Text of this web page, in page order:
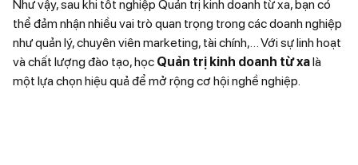
Như vậy, sau khi tốt nghiệp Quản trị kinh doanh từ xa, bạn có
thể đảm nhận nhiều vai trò quan trọng trong các doanh nghiệp
như quản lý, chuyên viên marketing, tài chính,… Với sự linh hoạt
và chất lượng đào tạo, học Quản trị kinh doanh từ xalà
một lựa chọn hiệu quả để mở rộng cơ hội nghề nghiệp.